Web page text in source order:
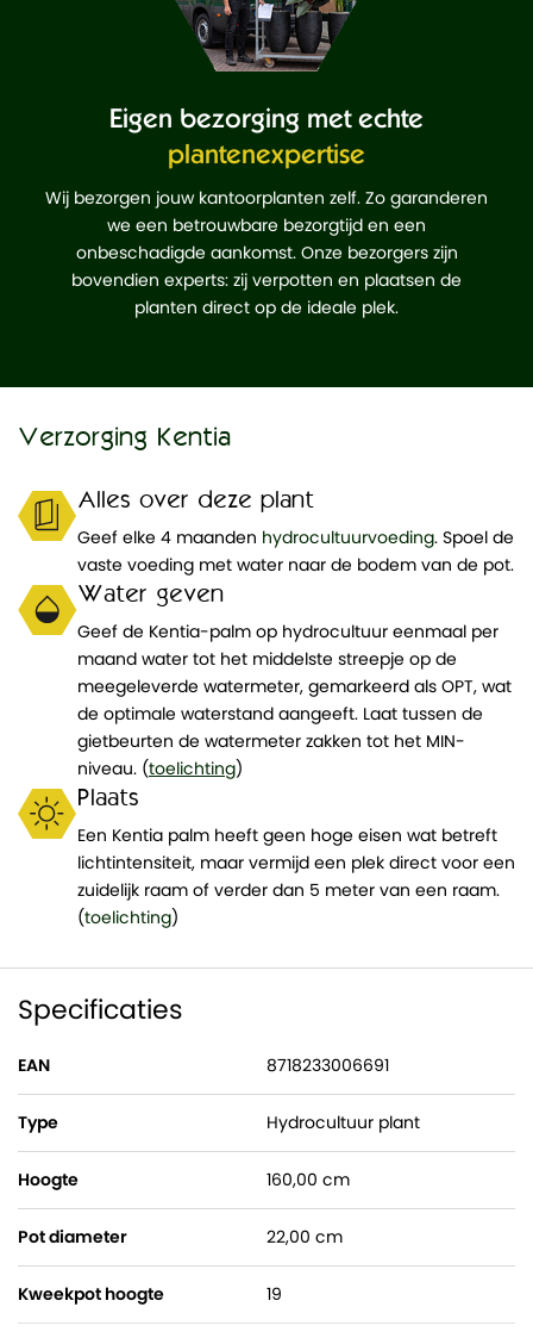
Eigen bezorging met echte
plantenexpertise
Wij bezorgen jouw kantoorplanten zelf. Zo garanderen
we een betrouwbare bezorgtijd en een
onbeschadigde aankomst. Onze bezorgers zijn
bovendien experts: zij verpotten en plaatsen de
planten direct op de ideale plek.
Verzorging Kentia
Alles over deze plant
Geef elke 4 maanden hydrocultuurvoeding. Spoel de
vaste voeding met water naar de bodem van de pot.
Water geven
Geef de Kentia-palm op hydrocultuur eenmaal per
maand water tot het middelste streepje op de
meegeleverde watermeter, gemarkeerd als OPT, wat
de optimale waterstand aangeeft. Laat tussen de
gietbeurten de watermeter zakken tot het MIN-
niveau. (toelichting)
Plaats
Een Kentia palm heeft geen hoge eisen wat betreft
lichtintensiteit, maar vermijd een plek direct voor een
zuidelijk raam of verder dan 5 meter van een raam.
(toelichting)
Specificaties
EAN 8718233006691
Type Hydrocultuur plant
Hoogte 160,00 cm
Pot diameter 22,00 cm
Kweekpot hoogte 19